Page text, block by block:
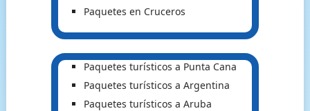
Paquetes en Cruceros
Paquetes turísticos a Punta Cana
Paquetes turísticos a Argentina
Paquetes turísticos a Aruba